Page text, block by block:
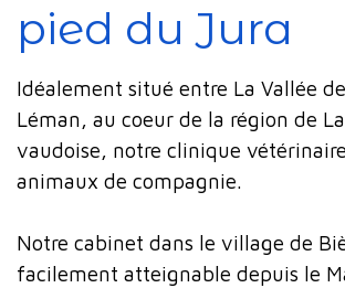
pied du Jura
Idéalement situé entre La Vallée
Léman, au coeur de la région de
vaudoise, notre clinique
animaux de compagnie.
Notre cabinet dans le village de
facilement atteignable depuis le